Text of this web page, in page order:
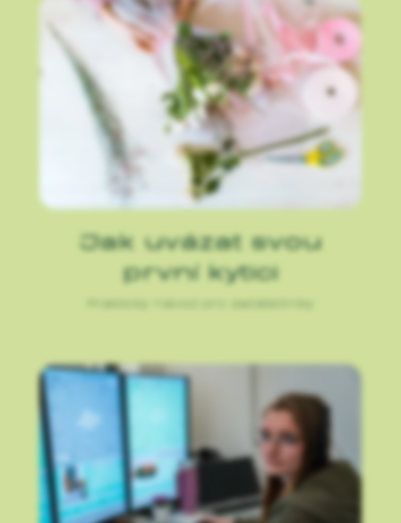
Jak uvázat svou
první kytici
Praktický návod pro začátečníky